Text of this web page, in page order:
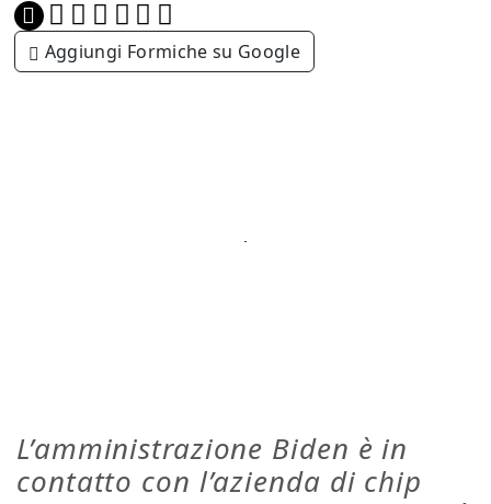
Aggiungi Formiche su Google
L’amministrazione Biden è in
contatto con l’azienda di chip